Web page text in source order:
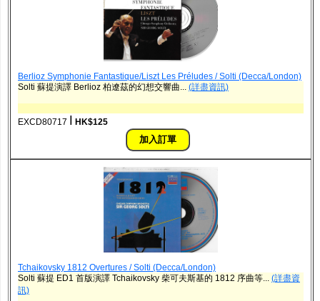
Berlioz Symphonie Fantastique/Liszt Les Préludes / Solti (Decca/London)
Solti 蘇提演譯 Berlioz 柏遼茲的幻想交響曲... (詳盡資訊)
EXCD80717 ǀ HK$125
Tchaikovsky 1812 Overtures / Solti (Decca/London)
Solti 蘇提 ED1 首版演譯 Tchaikovsky 柴可夫斯基的 1812 序曲等... (詳盡資
訊)